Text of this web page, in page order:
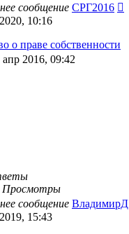
сообщение СРГ2016
10:16
о праве собственности
апр 2016, 09:42
Просмотры
сообщение ВладимирД
15:43